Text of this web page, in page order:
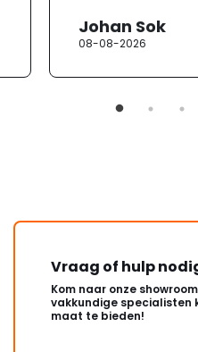
Johan Sok
08-08-2026
Vraag of hulp
Kom naar onze
vakkundige specialisten
maat te bieden!